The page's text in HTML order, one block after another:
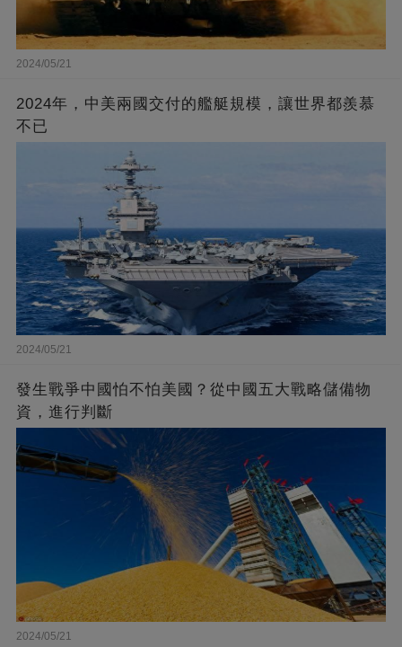
2024/05/21
2024年，中美兩國交付的艦艇規模，讓世界都羨慕
不已
2024/05/21
發生戰爭中國怕不怕美國？從中國五大戰略儲備物
資，進行判斷
2024/05/21